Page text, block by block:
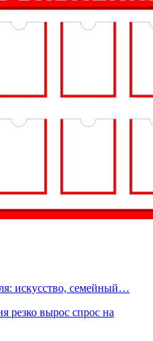
искусство, семейный…
резко вырос спрос на